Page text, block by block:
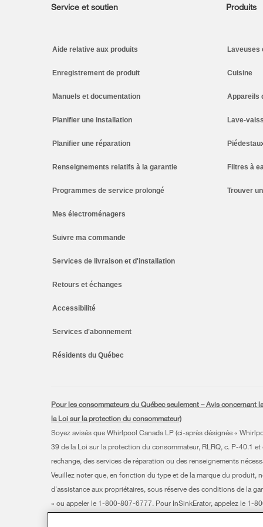
Footer
Service et soutien
Aide relative aux produits
Enregistrement de produit
Manuels et documentation
Planifier une installation
Planifier une réparation
Renseignements relatifs à la garantie
Programmes de service prolongé
Mes électroménagers
Suivre ma commande
Services de livraison et d'installation
Retours et échanges
Accessibilité
Services d'abonnement
Résidents du Québec
Produits
Laveuses
Cuisine
Appareils
Lave-
Filtres à
Trouver
Pour les consommateurs du Québec seulement – Avis concernant
la Loi sur la protection du consommateur)
Soyez avisés que Whirlpool Canada LP (ci-après désignée «
39 de la Loi sur la protection du consommateur, RLRQ, c. P-40.1
rechange, des services de réparation ou des renseignements
Veuillez noter que, en fonction du type et de la marque du produit,
d'assistance aux propriétaires, sous réserve des conditions de la
» ou appeler le 1-800-807-6777. Pour InSinkErator, appelez le 1-